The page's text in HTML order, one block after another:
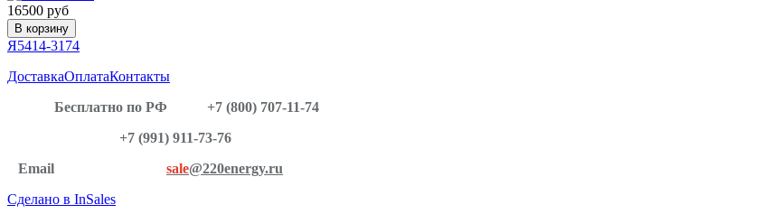
16500 руб
В корзину
Я5414-3174
ДоставкаОплатаКонтакты
Бесплатно по РФ
+7 (800) 707-11-74
+7 (991) 911-73-76
Email
sale@220energy.ru
Сделано в InSales